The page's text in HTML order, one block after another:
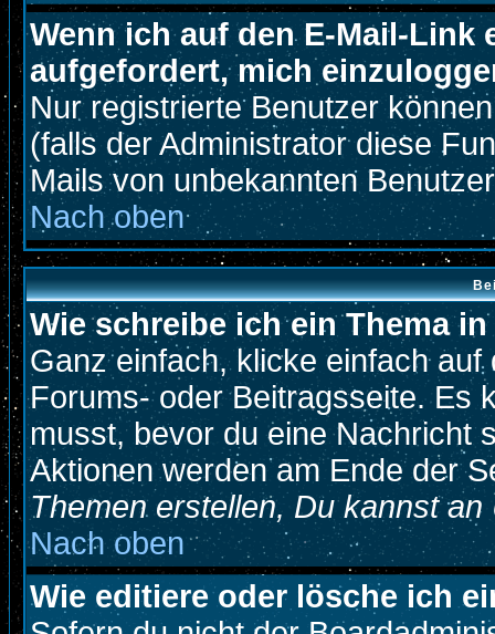
Wenn ich auf den E-Mail-Link
aufgefordert, mich
Nur registrierte Benutzer
(falls der Administrator diese
Mails von unbekannten
Nach oben
Wie schreibe ich ein Thema
Ganz einfach, klicke einfach
Forums- oder Beitragsseite. Es
musst, bevor du eine Nachricht
Aktionen werden am Ende der
Themen erstellen, Du kannst
Nach oben
Wie editiere oder lösche ich